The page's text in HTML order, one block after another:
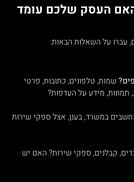
העסק שלכם עומד
עברו על השאלות הבאות:
שמות, טלפונים, כתובות, פרטי
תמונות, מידע על העדפות?
במשרד, בענן, אצל ספקי שירות
קבלנים, ספקי שירות? האם יש